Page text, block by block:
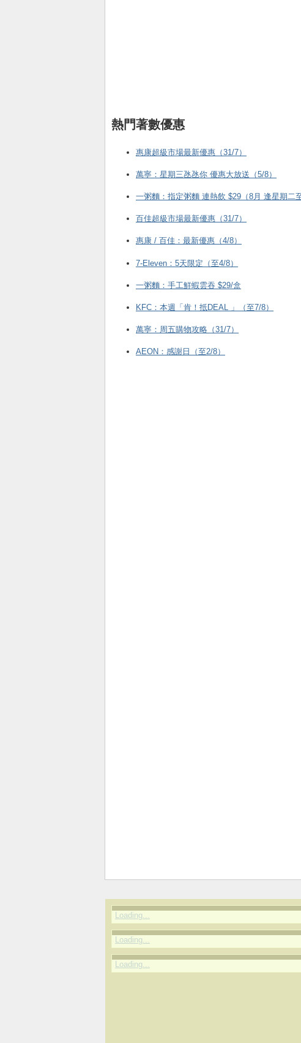
熱門著數優惠
惠康超級市場最新優惠（31/7）
萬寧：星期三氹氹你 優惠大放送（5/8）
一粥麵：指定粥麵 連熱飲 $29（8月 逢星期二
百佳超級市場最新優惠（31/7）
惠康 / 百佳：最新優惠（4/8）
7-Eleven：5天限定（至4/8）
一粥麵：手工鮮蝦雲吞 $29/盒
KFC ：本週「肯！抵DEAL 」（至7/8）
萬寧：周五購物攻略（31/7）
AEON：感謝日（至2/8）
Loading...
Loading...
Loading...